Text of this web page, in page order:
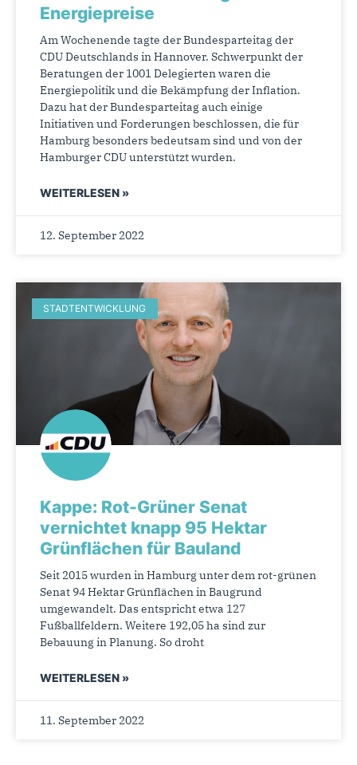
Energiepreise
Am Wochenende tagte der Bundesparteitag der
CDU Deutschlands in Hannover. Schwerpunkt der
Beratungen der 1001 Delegierten waren die
Energiepolitik und die Bekämpfung der Inflation.
Dazu hat der Bundesparteitag auch einige
Initiativen und Forderungen beschlossen, die für
Hamburg besonders bedeutsam sind und von der
Hamburger CDU unterstützt wurden.
WEITERLESEN »
12. September 2022
STADTENTWICKLUNG
Kappe: Rot-Grüner Senat
vernichtet knapp 95 Hektar
Grünflächen für Bauland
Seit 2015 wurden in Hamburg unter dem rot-grünen
Senat 94 Hektar Grünflächen in Baugrund
umgewandelt. Das entspricht etwa 127
Fußballfeldern. Weitere 192,05 ha sind zur
Bebauung in Planung. So droht
WEITERLESEN »
11. September 2022